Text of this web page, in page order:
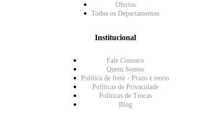
Ofertas
Todos os Departamentos
Institucional
Fale Conosco
Quem Somos
Política de frete - Prazo e envio
Políticas de Privacidade
Políticas de Trocas
Blog